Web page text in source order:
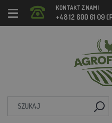
KONTAKT Z NAMI
+48 12 600 61 09